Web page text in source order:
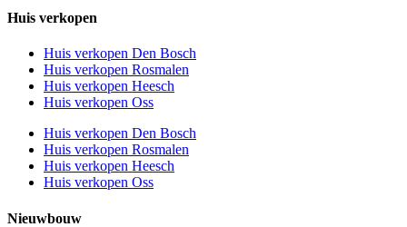
Huis verkopen
Huis verkopen Den Bosch
Huis verkopen Rosmalen
Huis verkopen Heesch
Huis verkopen Oss
Huis verkopen Den Bosch
Huis verkopen Rosmalen
Huis verkopen Heesch
Huis verkopen Oss
Nieuwbouw